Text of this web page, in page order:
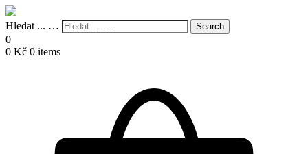
Hledat ... … Search
0
0 Kč 0 items